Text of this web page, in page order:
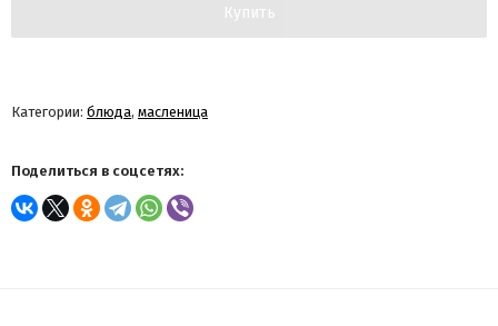
Купить
Категории: блюда, масленица
Поделиться в соцсетях: